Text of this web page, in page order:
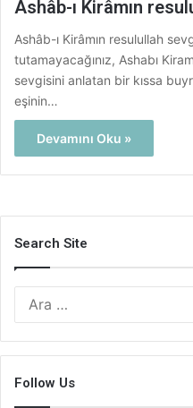
Ashâb-ı Kirâmın
Ashâb-ı Kirâmın resulullah
tutamayacağınız, Ashabı
sevgisini anlatan bir kıssa
eşinin…
Devamını Oku »
Search Site
Follow Us